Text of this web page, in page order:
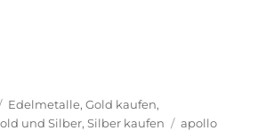
Silber jetzt ein Kauf? Und was ist
Kategorien
Edelmetalle,Gold kaufen,
und Silber,Silber kaufen Schlagwörter
apollo